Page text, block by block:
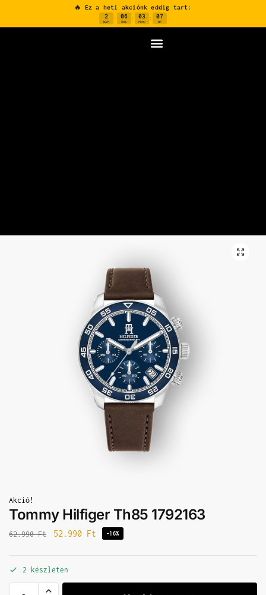
🔥 Ez a heti akciónk eddig tart:
2
NAP
: 06
ÓRA
: 03
PERC
: 06
MP
Akció!
Tommy Hilfiger Th85 1792163
62.990Ft 52.990 Ft -16%
2 készleten